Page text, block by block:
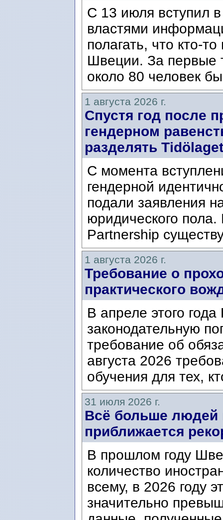
С 13 июля вступил
властями
полагать, что кто-
Швеции. За первые
около 80 человек
1 августа 2026 г.
Спустя год после
гендерном
разделять
С момента
гендерной
подали заявления
юридического
Partnership
1 августа 2026 г.
Требование о
практического
В апреле этого
законодательную
требование об
августа 2026
обучения для тех,
31 июля 2026 г.
Всё больше
приближается
В прошлом году
количество
всему, в 2026 году
значительно